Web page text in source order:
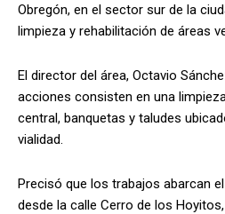
Obregón, en el sector sur de la
limpieza y rehabilitación de áreas
El director del área, Octavio
acciones consisten en una
central, banquetas y taludes
vialidad.
Precisó que los trabajos abarcan
desde la calle Cerro de los